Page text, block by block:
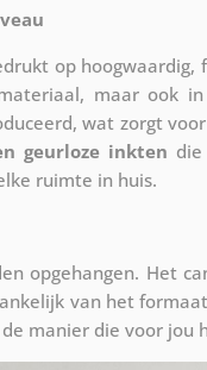
op
maar ook
wat zorgt voor
geurloze inkten
ruimte in huis.
opgehangen. Het
van het
manier die voor jou